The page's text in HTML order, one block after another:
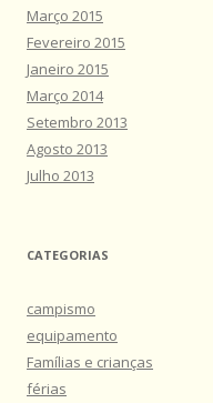
Março 2015
Fevereiro 2015
Janeiro 2015
Março 2014
Setembro 2013
Agosto 2013
Julho 2013
CATEGORIAS
campismo
equipamento
Famílias e crianças
férias